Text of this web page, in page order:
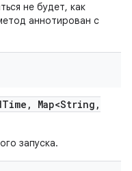
не будет, как
аннотирован с
Time , Map<String ,
запуска.